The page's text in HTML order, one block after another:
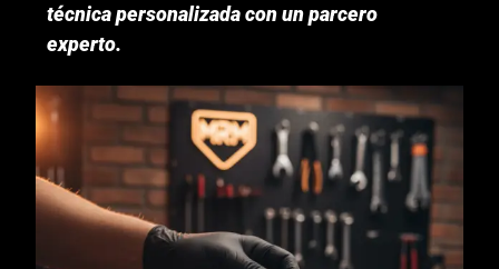
técnica personalizada con un parcero
experto.